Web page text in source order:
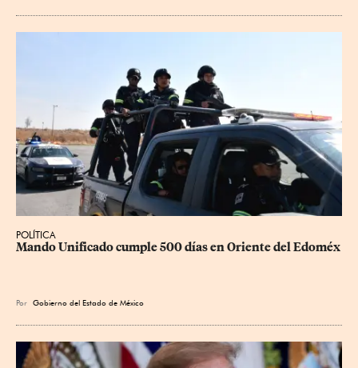
POLÍTICA
Mando Unificado cumple 500 días en Oriente del Edoméx
Por Gobierno del Estado de México